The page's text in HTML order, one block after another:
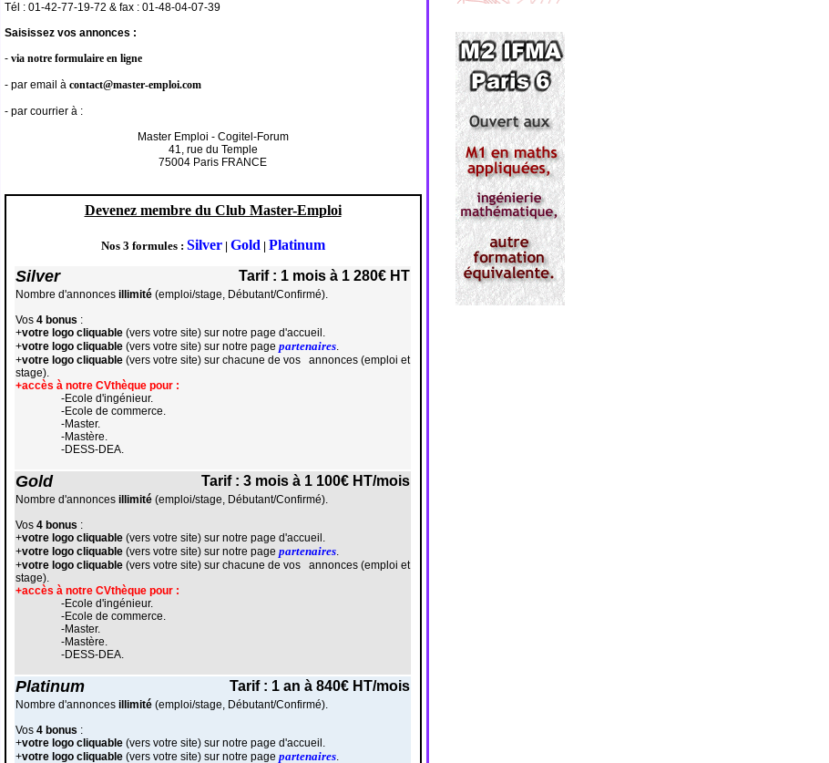
Tél : 01-42-77-19-72 & fax : 01-48-04-07-39
Saisissez vos annonces :
- via notre formulaire en ligne
- par email à contact@master-emploi.com
- par courrier à :
Master Emploi - Cogitel-Forum
41, rue du Temple
75004 Paris FRANCE
Devenez membre du Club Master-Emploi
Nos 3 formules : Silver| Gold| Platinum
Silver Tarif : 1 mois à 1 280€ HT
Nombre d'annonces illimité (emploi/stage, Débutant/Confirmé).
Vos 4 bonus :
+votre logo cliquable (vers votre site) sur notre page d'accueil.
+votre logo cliquable (vers votre site) sur notre page partenaires.
+votre logo cliquable (vers votre site) sur chacune de vos annonces (emploi et
stage).
+accès à notre CVthèque pour :
-Ecole d'ingénieur.
-Ecole de commerce.
-Master.
-Mastère.
-DESS-DEA.
Gold Tarif : 3 mois à 1 100€ HT/mois
Nombre d'annonces illimité (emploi/stage, Débutant/Confirmé).
Vos 4 bonus :
+votre logo cliquable (vers votre site) sur notre page d'accueil.
+votre logo cliquable (vers votre site) sur notre page partenaires.
+votre logo cliquable (vers votre site) sur chacune de vos annonces (emploi et
stage).
+accès à notre CVthèque pour :
-Ecole d'ingénieur.
-Ecole de commerce.
-Master.
-Mastère.
-DESS-DEA.
Platinum Tarif : 1 an à 840€ HT/mois
Nombre d'annonces illimité (emploi/stage, Débutant/Confirmé).
Vos 4 bonus :
+votre logo cliquable (vers votre site) sur notre page d'accueil.
+votre logo cliquable (vers votre site) sur notre page partenaires.